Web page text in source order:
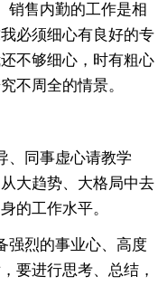
售内勤的工作是相
必须细心有良好的专
不够细心，时有粗心
不周全的情景。
同事虚心请教学
大趋势、大格局中去
的工作水平。
烈的事业心、高度
要进行思考、总结，